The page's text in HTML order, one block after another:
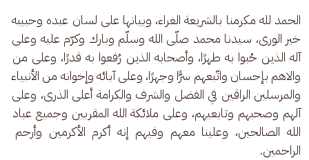
الحمد لله مكرمنا بالشريعة الغراء، وبيانها على لسان عبده وحبيبه
خير الورى، سيدنا محمد صلّى الله وسلّم وبارك وكرّم عليه وعلى
آله الذين حُبوا به طهرًا، وأصحابه الذين رُفعوا به قدرًا، وعلى من
والاهم بإحسان واتّبعهم سرًّا وجهرًا، وعلى آبائه وإخوانه من الأنبياء
والمرسلين الراقين في الفضل والشرف والكرامة أعلى الذرى، وعلى
آلهم وصحبهم وتابعيهم، وعلى ملائكة الله المقربين وجميع عباد
الله الصالحين، وعلينا معهم وفيهم إنه أكرم الأكرمين وأرحم
الراحمين.